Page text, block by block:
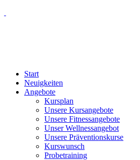
Start
Neuigkeiten
Angebote
Kursplan
Unsere Kursangebote
Unsere Fitnessangebote
Unser Wellnessangebot
Unsere Präventionskurse
Kurswunsch
Probetraining